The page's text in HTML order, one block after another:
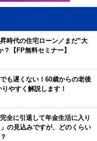
時代の住宅ローン／まだ”大
【FP無料セミナー】
も遅くない！60歳からの老後
やすく解説します！
全に引退して年金生活に入り
の見込みですが、どのくらい